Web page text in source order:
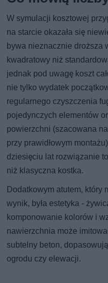
W symulacji kosztowej
na starcie okazała się
bywa nieznacznie droższa
kwadratowy niż
jednak pod uwagę koszt
nie tylko wydatek
regularnego czyszczenia
pojedynczych elementów
powierzchni (szacowana
przy prawidłowym
dziesięciu lat rozwiązanie
niż klasyczna kostka.
Dodatkowym atutem, który
wynik, była estetyka -
komponowanie kolorów i
nawierzchnia może
subtelny beton,
ogrodu czy elewacji.